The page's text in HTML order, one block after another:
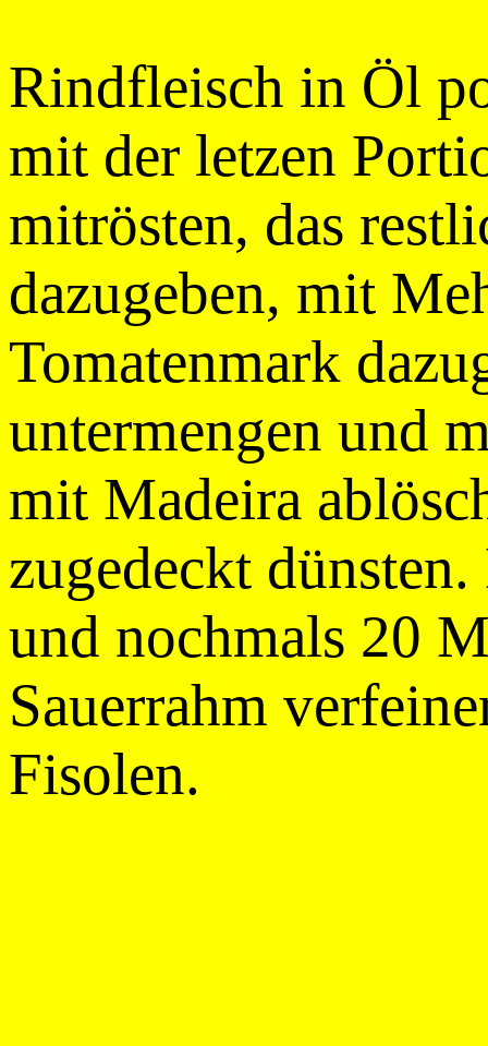
Rindfleisch in Öl
mit der letzen
mitrösten, das
dazugeben, mit
Tomatenmark
untermengen und
mit Madeira
zugedeckt
und nochmals 20
Sauerrahm
Fisolen.